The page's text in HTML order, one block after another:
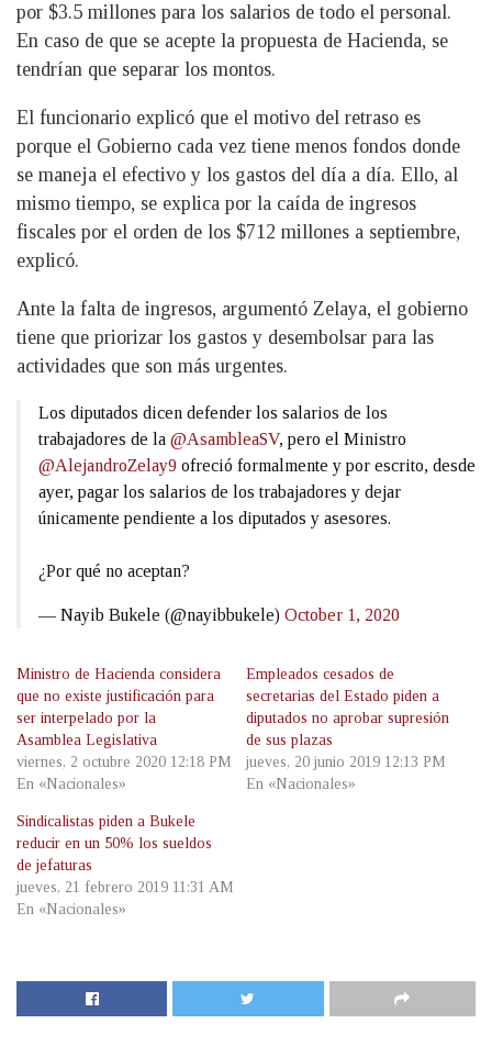
por $3.5 millones para los salarios de todo el personal.
En caso de que se acepte la propuesta de Hacienda, se
tendrían que separar los montos.
El funcionario explicó que el motivo del retraso es
porque el Gobierno cada vez tiene menos fondos donde
se maneja el efectivo y los gastos del día a día. Ello, al
mismo tiempo, se explica por la caída de ingresos
fiscales por el orden de los $712 millones a septiembre,
explicó.
Ante la falta de ingresos, argumentó Zelaya, el gobierno
tiene que priorizar los gastos y desembolsar para las
actividades que son más urgentes.
Los diputados dicen defender los salarios de los
trabajadores de la @AsambleaSV, pero el Ministro
@AlejandroZelay9 ofreció formalmente y por escrito, desde
ayer, pagar los salarios de los trabajadores y dejar
únicamente pendiente a los diputados y asesores.
¿Por qué no aceptan?
— Nayib Bukele (@nayibbukele) October 1, 2020
Ministro de Hacienda considera
que no existe justificación para
ser interpelado por la
Asamblea Legislativa
viernes, 2 octubre 2020 12:18 PM
En «Nacionales»
Empleados cesados de
secretarias del Estado piden a
diputados no aprobar supresión
de sus plazas
jueves, 20 junio 2019 12:13 PM
En «Nacionales»
Sindicalistas piden a Bukele
reducir en un 50% los sueldos
de jefaturas
jueves, 21 febrero 2019 11:31 AM
En «Nacionales»